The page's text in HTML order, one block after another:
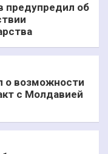
предупредил об
о возможности
с Молдавией